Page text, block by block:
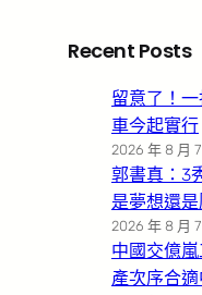
Recent Posts
留意了！
車今起實行
2026 年 8 月 7
郭書真：3
是夢想還是
2026 年 8 月 7
中國交億
產次序合